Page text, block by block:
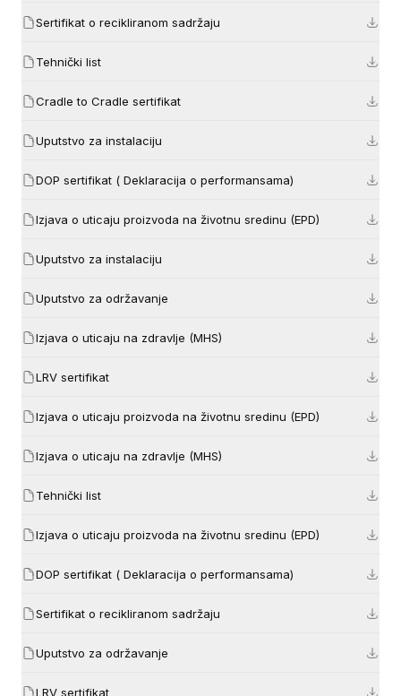
Sertifikat o recikliranom sadržaju
Tehnički list
Cradle to Cradle sertifikat
Uputstvo za instalaciju
DOP sertifikat ( Deklaracija o performansama)
Izjava o uticaju proizvoda na životnu sredinu (EPD)
Uputstvo za instalaciju
Uputstvo za održavanje
Izjava o uticaju na zdravlje (MHS)
LRV sertifikat
Izjava o uticaju proizvoda na životnu sredinu (EPD)
Izjava o uticaju na zdravlje (MHS)
Tehnički list
Izjava o uticaju proizvoda na životnu sredinu (EPD)
DOP sertifikat ( Deklaracija o performansama)
Sertifikat o recikliranom sadržaju
Uputstvo za održavanje
LRV sertifikat